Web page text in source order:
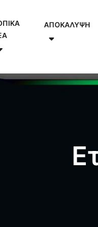
ΑΠΟΚΑΛΥΨΗ